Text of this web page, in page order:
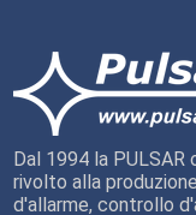
Dal 1994 la
rivolto alla
d'allarme, controllo